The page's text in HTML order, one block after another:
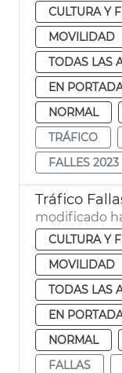
CULTURA Y
MOVILIDAD
TODAS LAS
EN
NORMAL
TRÁFICO
FALLES 2023
Tráfico
modificado
CULTURA Y
MOVILIDAD
TODAS LAS
EN
NORMAL
FALLAS